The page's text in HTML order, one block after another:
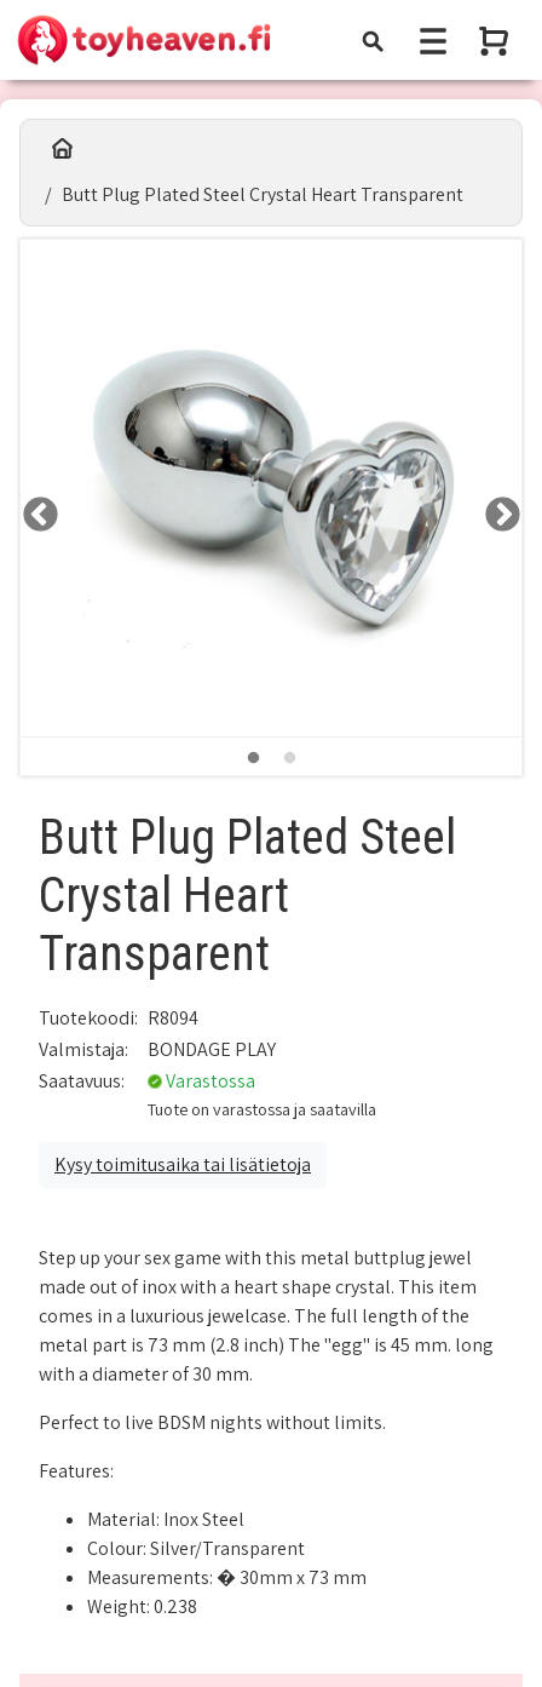
Butt Plug Plated Steel Crystal Heart Transparent
Butt Plug Plated Steel
Crystal Heart
Transparent
Tuotekoodi: R8094
Valmistaja:
BONDAGE PLAY
Saatavuus:
Varastossa
Tuote on varastossa ja saatavilla
Kysy toimitusaika tai lisätietoja
Step up your sex game with this metal buttplug jewel
made out of inox with a heart shape crystal. This item
comes in a luxurious jewelcase. The full length of the
metal part is 73 mm (2.8 inch) The "egg" is 45 mm. long
with a diameter of 30 mm.
Perfect to live BDSM nights without limits.
Features:
Material: Inox Steel
Colour: Silver/Transparent
Measurements: � 30mm x 73 mm
Weight: 0.238